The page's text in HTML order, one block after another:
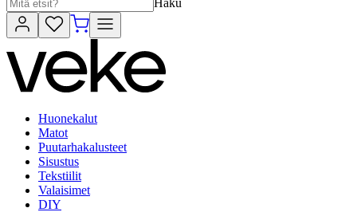
Huonekalut
Matot
Puutarhakalusteet
Sisustus
Tekstiilit
Valaisimet
DIY